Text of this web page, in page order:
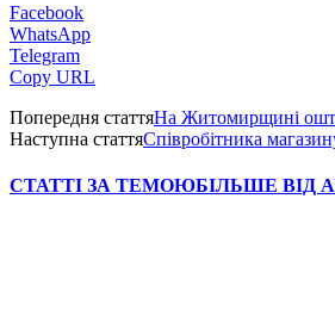
Facebook
WhatsApp
Telegram
Copy URL
Попередня статтяНа Житомирщині
Наступна статтяСпівробітника
СТАТТІ ЗА ТЕМОЮБІЛЬШЕ ВІД